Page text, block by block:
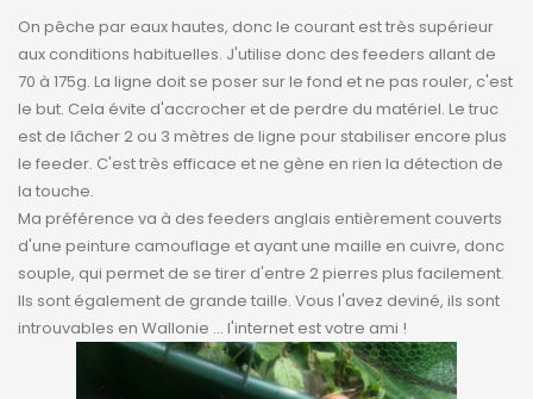
On pêche par eaux hautes, donc le courant est très supérieur
aux conditions habituelles. J'utilise donc des feeders allant de
70 à 175g. La ligne doit se poser sur le fond et ne pas rouler, c'est
le but. Cela évite d'accrocher et de perdre du matériel. Le truc
est de lâcher 2 ou 3 mètres de ligne pour stabiliser encore plus
le feeder. C'est très efficace et ne gène en rien la détection de
la touche.
Ma préférence va à des feeders anglais entièrement couverts
d'une peinture camouflage et ayant une maille en cuivre, donc
souple, qui permet de se tirer d'entre 2 pierres plus facilement.
Ils sont également de grande taille. Vous l'avez deviné, ils sont
introuvables en Wallonie ... l'internet est votre ami !